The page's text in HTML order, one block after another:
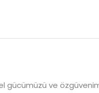
gücümüzü ve